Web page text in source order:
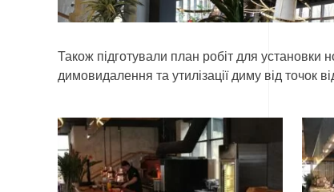
Також підготували план робіт для установки
димовидалення та утилізації диму від точок